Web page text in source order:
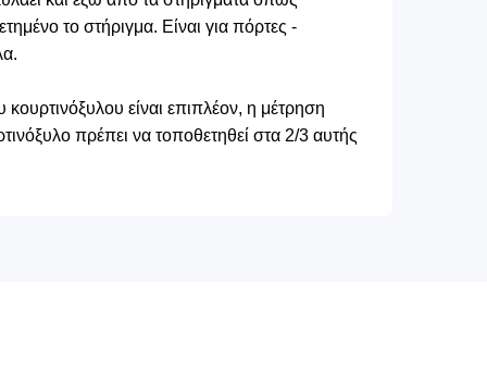
το στήριγμα. Είναι για πόρτες -
είναι επιπλέον, η μέτρηση
πρέπει να τοποθετηθεί στα 2/3 αυτής